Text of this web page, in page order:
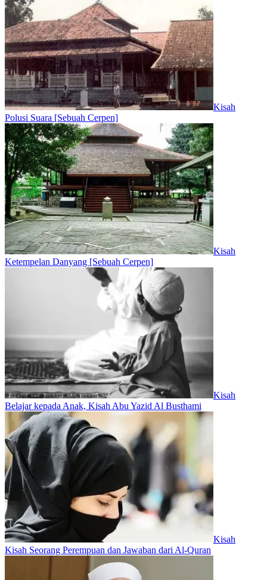
Kisah
Polusi Suara [Sebuah Cerpen]
Kisah
Ketempelan Danyang [Sebuah Cerpen]
Kisah
Belajar kepada Anak, Kisah Abu Yazid Al Busthami
Kisah
Kisah Seorang Perempuan dan Jawaban dari Al-Quran